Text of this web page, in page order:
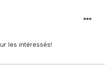
les intéressés!